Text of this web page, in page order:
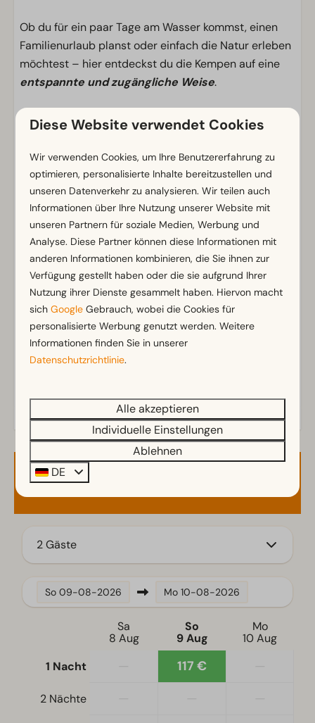
Ob du für ein paar Tage am Wasser kommst, einen
Familienurlaub planst oder einfach die Natur erleben
möchtest – hier entdeckst du die Kempen auf eine
entspannte und zugängliche Weise.
Einrichtungen
Allgemein
WLAN (gratis)
Stellplatz
Privatsanitär
Anschluss ans Abwassersystem
Eigener Wasseranschluss
Elektrizität in Ampere: 16
Parkmöglichkeit in der Nähe des Stellplatzes
Standort
Verfügbarkeit und Preis
2 Gäste
So 09-08-2026 Mo 10-08-2026
Sa
8 Aug
So
9 Aug
Mo
10 Aug
1 Nacht
117 €
2 Nächte
Diese Website verwendet Cookies
Wir verwenden Cookies, um Ihre Benutzererfahrung zu
optimieren, personalisierte Inhalte bereitzustellen und
unseren Datenverkehr zu analysieren. Wir teilen auch
Informationen über Ihre Nutzung unserer Website mit
unseren Partnern für soziale Medien, Werbung und
Analyse. Diese Partner können diese Informationen mit
anderen Informationen kombinieren, die Sie ihnen zur
Verfügung gestellt haben oder die sie aufgrund Ihrer
Nutzung ihrer Dienste gesammelt haben. Hiervon macht
sichGoogle Gebrauch, wobei die Cookies für
personalisierte Werbung genutzt werden. Weitere
Informationen finden Sie in unserer
Datenschutzrichtlinie.
Alle akzeptieren
Individuelle Einstellungen
Ablehnen
DE